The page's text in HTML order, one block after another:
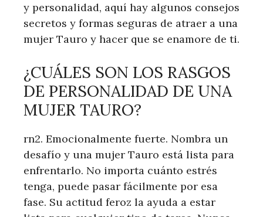
y personalidad, aquí hay algunos consejos
secretos y formas seguras de atraer a una
mujer Tauro y hacer que se enamore de ti.
¿CUÁLES SON LOS RASGOS
DE PERSONALIDAD DE UNA
MUJER TAURO?
rn2. Emocionalmente fuerte. Nombra un
desafío y una mujer Tauro está lista para
enfrentarlo. No importa cuánto estrés
tenga, puede pasar fácilmente por esa
fase. Su actitud feroz la ayuda a estar